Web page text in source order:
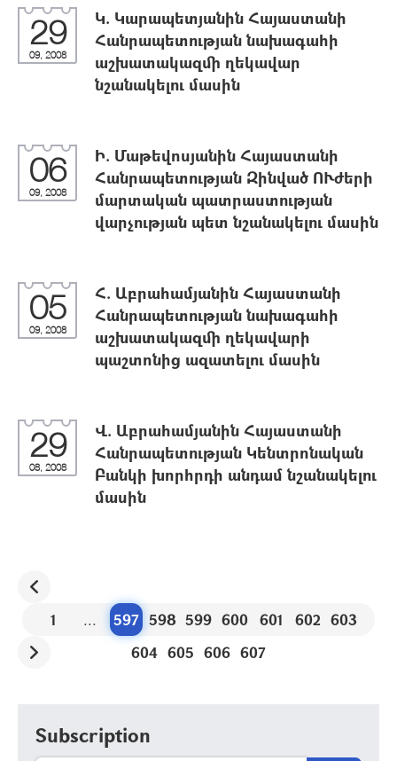
29
09, 2008
Կ. Կարապետյանին Հայաստանի
Հանրապետության նախագահի
աշխատակազմի ղեկավար
նշանակելու մասին
06
09, 2008
Ի. Մաթեվոսյանին Հայաստանի
Հանրապետության Զինված ՈՒժերի
մարտական պատրաստության
վարչության պետ նշանակելու մասին
05
09, 2008
Հ. Աբրահամյանին Հայաստանի
Հանրապետության նախագահի
աշխատակազմի ղեկավարի
պաշտոնից ազատելու մասին
29
08, 2008
Վ. Աբրահամյանին Հայաստանի
Հանրապետության Կենտրոնական
Բանկի խորհրդի անդամ նշանակելու
մասին
1 ... 597 598 599 600 601 602 603
604 605 606 607
Subscription